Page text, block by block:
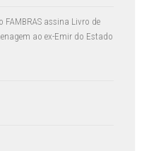
FAMBRAS assina Livro de
ao ex-Emir do Estado